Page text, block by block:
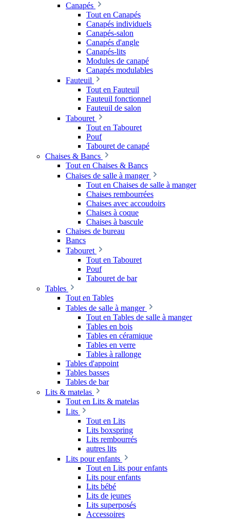
Canapés
Tout en Canapés
Canapés individuels
Canapés-salon
Canapés d'angle
Canapés-lits
Modules de canapé
Canapés modulables
Fauteuil
Tout en Fauteuil
Fauteuil fonctionnel
Fauteuil de salon
Tabouret
Tout en Tabouret
Pouf
Tabouret de canapé
Chaises & Bancs
Tout en Chaises & Bancs
Chaises de salle à manger
Tout en Chaises de salle à manger
Chaises rembourrées
Chaises avec accoudoirs
Chaises à coque
Chaises à bascule
Chaises de bureau
Bancs
Tabouret
Tout en Tabouret
Pouf
Tabouret de bar
Tables
Tout en Tables
Tables de salle à manger
Tout en Tables de salle à manger
Tables en bois
Tables en céramique
Tables en verre
Tables à rallonge
Tables d'appoint
Tables basses
Tables de bar
Lits & matelas
Tout en Lits & matelas
Lits
Tout en Lits
Lits boxspring
Lits rembourrés
autres lits
Lits pour enfants
Tout en Lits pour enfants
Lits pour enfants
Lits bébé
Lits de jeunes
Lits superposés
Accessoires